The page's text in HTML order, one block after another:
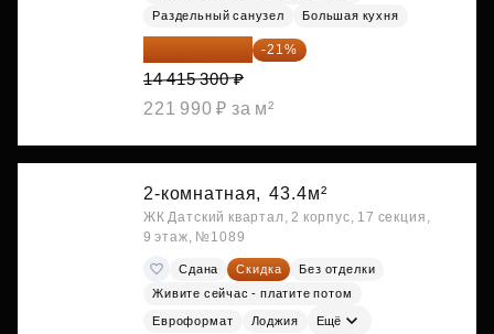
Раздельный санузел
Большая кухня
11 388 087 ₽ -21%
14 415 300 ₽
221 990 ₽ за м²
2-комнатная, 43.4м²
ЖК Датский квартал, 2 корпус, 17 секция,
9 этаж, №1089
Сдана Скидка
Без отделки
Живите сейчас - платите потом
Евроформат Лоджия Ещё